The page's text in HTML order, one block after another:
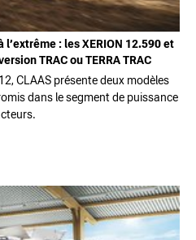
: les XERION 12.590 et
TRAC ou TERRA TRAC
CLAAS présente deux modèles
dans le segment de puissance